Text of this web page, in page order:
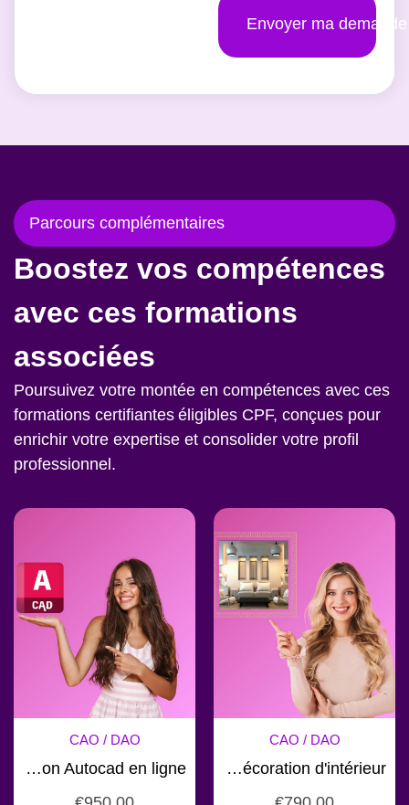
Envoyer ma demande
Parcours complémentaires
Boostez vos compétences
avec ces formations
associées
Poursuivez votre montée en compétences avec ces
formations certifiantes éligibles CPF, conçues pour
enrichir votre expertise et consolider votre profil
professionnel.
CAO / DAO
Formation Autocad en ligne
CAO / DAO
Formation décoration d'intérieur